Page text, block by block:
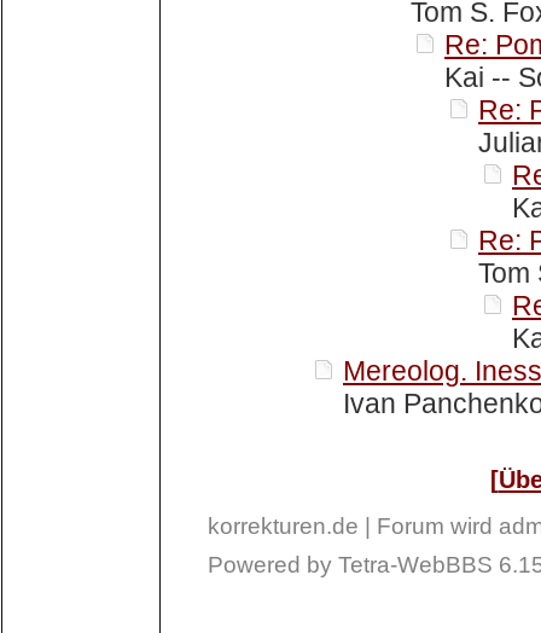
Tom S.
Re:
Kai --
Re:
Re:
Tom
Mereolog.
Ivan
korrekturen.de | Forum wird
Powered by Tetra-WebBBS